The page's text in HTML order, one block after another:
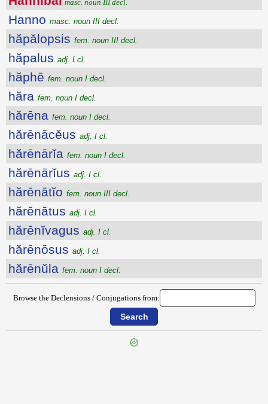
masc. noun III decl.
Hanno masc. noun III decl.
hăpălopsis fem. noun III decl.
hăpalus adj. I cl.
hăphē fem. noun I decl.
hăra fem. noun I decl.
hărēna fem. noun I decl.
hărēnācĕus adj. I cl.
hărēnārĭa fem. noun I decl.
hărēnārĭus adj. I cl.
hărēnātĭo fem. noun III decl.
hărēnātus adj. I cl.
hărēnĭvagus adj. I cl.
hărēnōsus adj. I cl.
hărēnŭla fem. noun I decl.
Browse the Declensions / Conjugations from: